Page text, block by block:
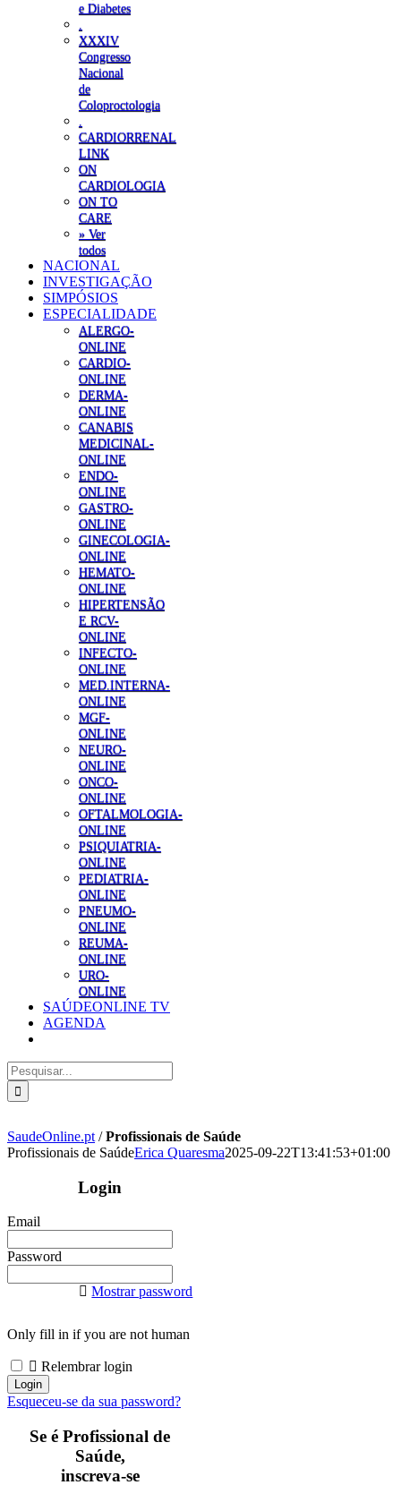
e Diabetes
XXXIV
Congresso
Nacional
de
Coloproctologia
CARDIORRENAL
LINK
ON
CARDIOLOGIA
ON TO
CARE
» Ver
todos
NACIONAL
INVESTIGAÇÃO
SIMPÓSIOS
ESPECIALIDADE
ALERGO-
ONLINE
CARDIO-
ONLINE
DERMA-
ONLINE
CANABIS
MEDICINAL-
ONLINE
ENDO-
ONLINE
GASTRO-
ONLINE
GINECOLOGIA-
ONLINE
HEMATO-
ONLINE
HIPERTENSÃO
E RCV-
ONLINE
INFECTO-
ONLINE
MED.INTERNA-
ONLINE
MGF-
ONLINE
NEURO-
ONLINE
ONCO-
ONLINE
OFTALMOLOGIA-
ONLINE
PSIQUIATRIA-
ONLINE
PEDIATRIA-
ONLINE
PNEUMO-
ONLINE
REUMA-
ONLINE
URO-
ONLINE
SAÚDEONLINE TV
AGENDA
Pesquisar
SaudeOnline.pt /Profissionais de Saúde
Profissionais de SaúdeErica Quaresma2025-09-22T13:41:53+01:00
Login
Email
Password
Mostrar password
Only fill in if you are not human
Relembrar login
Esqueceu-se da sua password?
Se é Profissional de
Saúde,
inscreva-se